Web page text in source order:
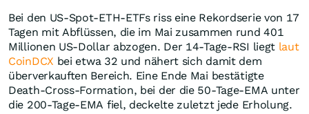
Bei den US-Spot-ETH-ETFs riss eine Rekordserie von 17
Tagen mit Abflüssen, die im Mai zusammen rund 401
Millionen US-Dollar abzogen. Der 14-Tage-RSI liegt laut
CoinDCX bei etwa 32 und nähert sich damit dem
überverkauften Bereich. Eine Ende Mai bestätigte
Death-Cross-Formation, bei der die 50-Tage-EMA unter
die 200-Tage-EMA fiel, deckelte zuletzt jede Erholung.